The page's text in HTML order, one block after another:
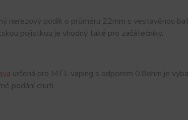
nerezový podík o průměru 22mm s vestavěnou
pojistkou je vhodný také pro začátečníky.
určená pro MTL vaping s odporem 0,8ohm je
podání chuti.